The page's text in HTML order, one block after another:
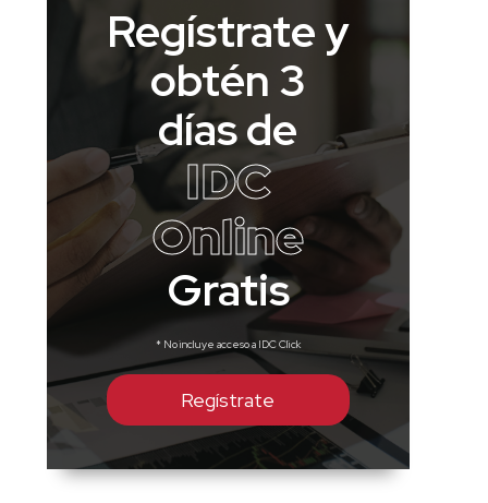
Regístrate y
obtén 3
días de
IDC
Online
Gratis
* No incluye acceso a IDC Click
Regístrate